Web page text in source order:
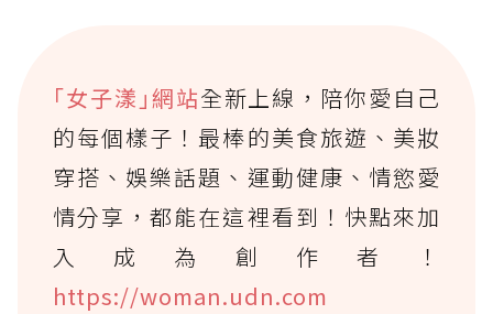
｢女子漾｣網站全新上線，陪你愛自己
的每個樣子！最棒的美食旅遊、美妝
穿搭、娛樂話題、運動健康、情慾愛
情分享，都能在這裡看到！快點來加
入成為創作者！
https://woman.udn.com